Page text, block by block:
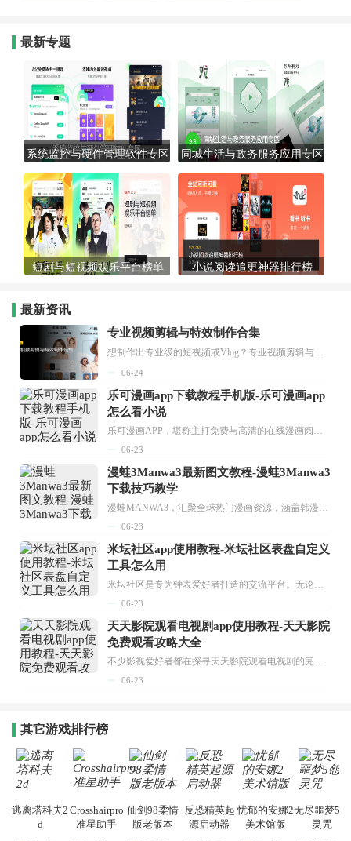
最新专题
系统监控与硬件管理软件专区 同城生活与政务服务应用专区
短剧与短视频娱乐平台榜单 小说阅读追更神器排行榜
最新资讯
专业视频剪辑与特效制作合集
想制作出专业级的短视频或Vlog？专业视频剪辑与特效制作大全专题为你提供了从剪辑、抠像到特效包装的全套解决方案。无论是添加炫酷的片头、进行精准的视频抠图，还是制...
06-24
乐可漫画app下载教程手机版-乐可漫画app
怎么看小说
06-23
漫蛙3Manwa3最新图文教程-漫蛙3Manwa3
下载技巧教学
06-23
米坛社区app使用教程-米坛社区表盘自定义
工具怎么用
06-23
天天影院观看电视剧app使用教程-天天影院
免费观看攻略大全
06-23
其它游戏排行榜
逃离塔科夫2
d
Crosshairpro
准星助手
仙剑98柔情
版老版本
反恐精英起
源启动器
忧郁的安娜2
美术馆版
无尽噩梦5怨
灵咒